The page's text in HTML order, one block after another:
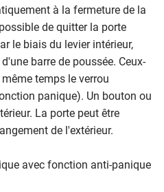
à la fermeture de la
de quitter la porte
le biais du levier intérieur,
barre de poussée. Ceux-
temps le verrou
panique). Un bouton ou
La porte peut être
de l'extérieur.
avec fonction anti-panique